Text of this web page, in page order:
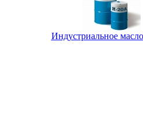
Индустриальное